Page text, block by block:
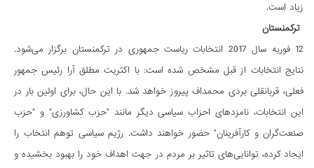
زیاد است.
ترکمنستان
12 فوریه سال 2017 انتخابات ریاست جمهوری در ترکمنستان برگزار می‌شود.
نتایج انتخابات از قبل مشخص شده است: با اکثریت مطلق آرا رئیس جمهور
فعلی، قربانقلی بردی محمداف پیروز خواهد شد. با این حال، برای اولین بار در
این انتخابات، نامزدهای احزاب سیاسی دیگر مانند "حزب کشاورزی" و "حزب
صنعت‌گران و کارآفرینان" حضور خواهند داشت. رژیم سیاسی توهم انتخاب را
ایجاد کرده، توانایی‌های تاثیر بر مردم در جهت اهداف خود را بهبود بخشیده و